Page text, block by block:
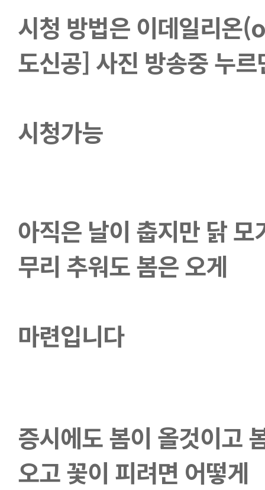
시청 방법은 이데일리
도신공] 사진 방송중 누
시청가능
아직은 날이 춥지만 닭
무리 추워도 봄은 오게
마련입니다
증시에도 봄이 올것이고
오고 꽃이 피려면 어떻게